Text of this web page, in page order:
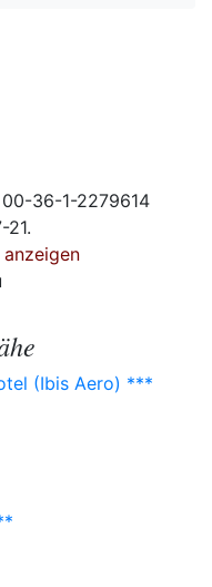
00-36-1-2279614
21.
(Ibis Aero) ***